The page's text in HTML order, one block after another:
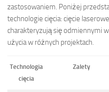
zastosowaniem. Poniżej
technologie cięcia: cięcie
charakteryzują się odmiennymi
użycia w różnych projektach.
Technologia
cięcia
Zalety